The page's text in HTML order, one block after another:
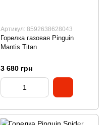
Артикул: 8592638628043
Горелка газовая Pinguin
Mantis Titan
3 680 грн